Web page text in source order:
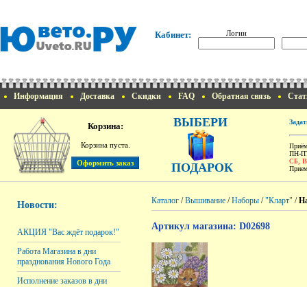
Кабинет: Логин
Информация Доставка Скидки FAQ Обратная связь
Корзина:
Корзина пуста.
ВЫБЕРИ
ПОДАРОК
ПН-
СБ,
Новости:
АКЦИЯ "Вас ждёт подарок!"
Работа Магазина в дни
празднования Нового Года
Исполнение заказов в дни
Каталог /Вышивание /Наборы /"Кларт" /
Артикул магазина: D02698